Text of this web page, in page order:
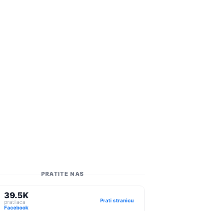
PRATITE NAS
39.5K
pratilaca
Facebook
Prati stranicu